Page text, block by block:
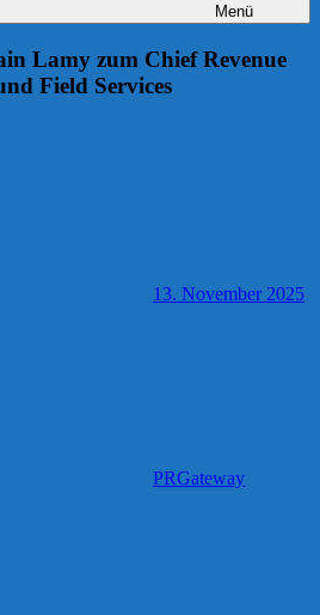
Menü
Lamy zum Chief Revenue
Field Services
13. November 2025
PRGateway